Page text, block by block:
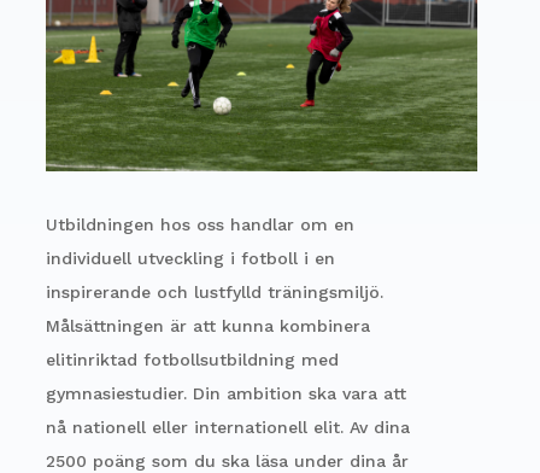
Utbildningen hos oss handlar om en
individuell utveckling i fotboll i en
inspirerande och lustfylld träningsmiljö.
Målsättningen är att kunna kombinera
elitinriktad fotbollsutbildning med
gymnasiestudier. Din ambition ska vara att
nå nationell eller internationell elit. Av dina
2500 poäng som du ska läsa under dina år